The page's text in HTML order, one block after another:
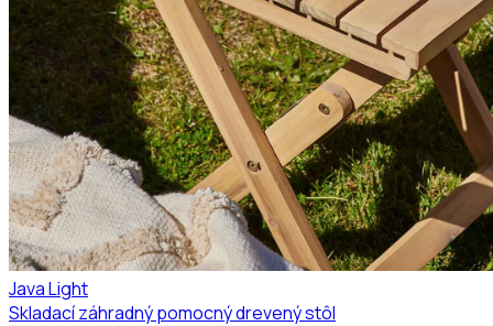
Java Light
Skladací záhradný pomocný drevený stôl